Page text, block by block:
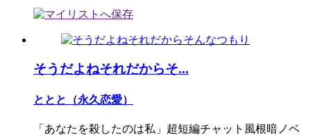
そうだよねそれだからそ...
ととと（永久恋愛）
「あなたを殺したのは私」超短編チャット風根暗ノベ